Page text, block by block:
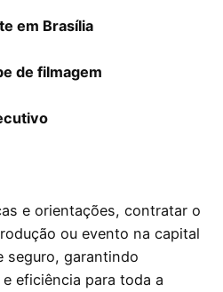
em Brasília
de filmagem
e orientações, contratar o
ou evento na capital
seguro, garantindo
eficiência para toda a